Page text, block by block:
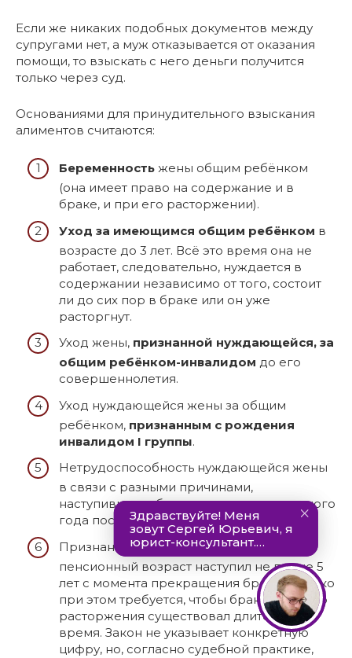
Если же никаких подобных документов между
супругами нет, а муж отказывается от оказания
помощи, то взыскать с него деньги получится
только через суд.
Основаниями для принудительного взыскания
алиментов считаются:
Беременность жены общим ребёнком
(она имеет право на содержание и в
браке, и при его расторжении).
Уход за имеющимся общим ребёнком в
возрасте до 3 лет. Всё это время она не
работает, следовательно, нуждается в
содержании независимо от того, состоит
ли до сих пор в браке или он уже
расторгнут.
Уход жены, признанной нуждающейся, за
общим ребёнком-инвалидом до его
совершеннолетия.
Уход нуждающейся жены за общим
ребёнком, признанным с рождения
инвалидом I группы.
Нетрудоспособность нуждающейся жены
в связи с разными причинами,
наступившая в браке или в течение одного
года после, того как он был расторгнут.
Признание жены нуждающейся, если её
пенсионный возраст наступил не позже 5
лет с момента прекращения брака. Однако
при этом требуется, чтобы брак до своего
расторжения существовал длительное
время. Закон не указывает конкретную
цифру, но, согласно судебной практике,